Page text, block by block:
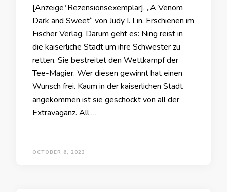
[Anzeige*Rezensionsexemplar]. „A Venom
Dark and Sweet“ von Judy I. Lin. Erschienen im
Fischer Verlag. Darum geht es: Ning reist in
die kaiserliche Stadt um ihre Schwester zu
retten. Sie bestreitet den Wettkampf der
Tee-Magier. Wer diesen gewinnt hat einen
Wunsch frei. Kaum in der kaiserlichen Stadt
angekommen ist sie geschockt von all der
Extravaganz. All …
OCTOBER 6, 2023